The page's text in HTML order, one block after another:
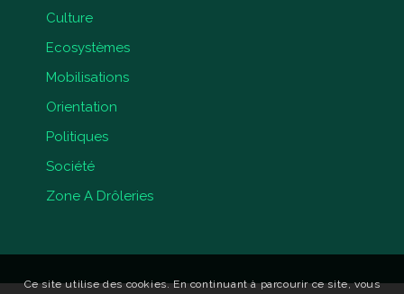
Culture
Ecosystèmes
Mobilisations
Orientation
Politiques
Société
Zone A Drôleries
Ce site utilise des cookies. En continuant à parcourir ce site, vous